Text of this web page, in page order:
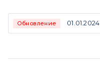
Обновление 01.01.2024